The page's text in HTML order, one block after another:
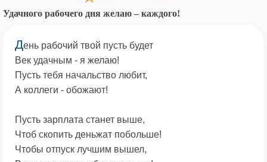
Удачного рабочего дня желаю – каждого!
День рабочий твой пусть будет
Век удачным - я желаю!
Пусть тебя начальство любит,
А коллеги - обожают!
Пусть зарплата станет выше,
Чтоб скопить деньжат побольше!
Чтобы отпуск лучшим вышел,